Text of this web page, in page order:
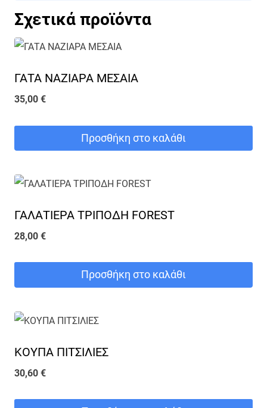
Σχετικά προϊόντα
ΓΑΤΑ ΝΑΖΙΑΡΑ ΜΕΣΑΙΑ
35,00 €
Προσθήκη στο καλάθι
ΓΑΛΑΤΙΕΡΑ ΤΡΙΠΟΔΗ FOREST
28,00 €
Προσθήκη στο καλάθι
ΚΟΥΠΑ ΠΙΤΣΙΛΙΕΣ
30,60 €